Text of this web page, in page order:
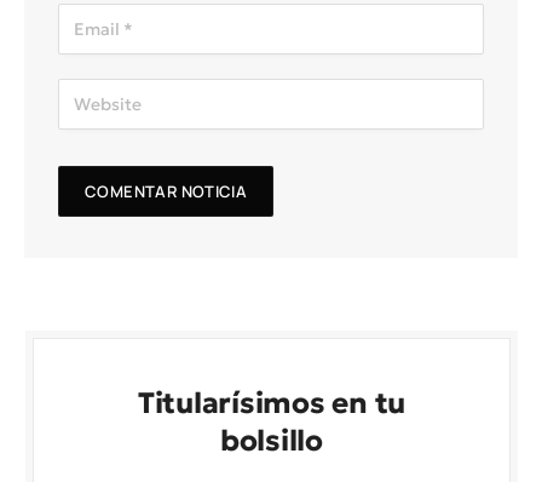
Titularísimos en tu
bolsillo